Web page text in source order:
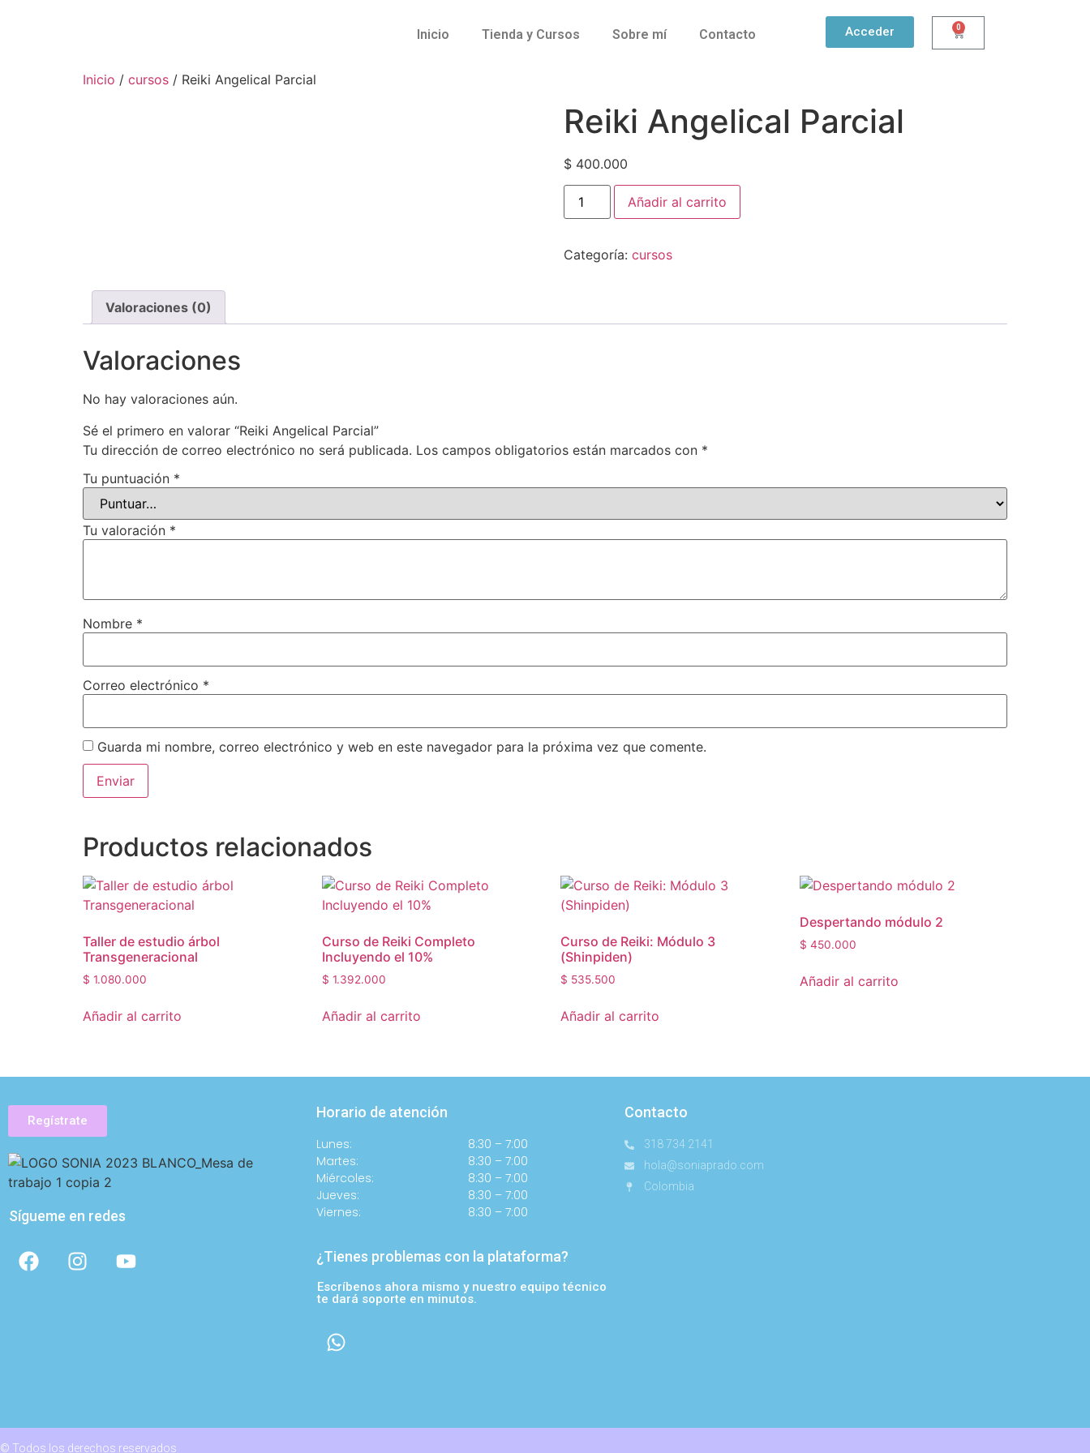
Inicio Tienda y Cursos Sobre mí Contacto Acceder 0
Inicio / cursos / Reiki Angelical Parcial
Reiki Angelical Parcial
$400.000
Añadir al carrito
Categoría: cursos
Valoraciones (0)
Valoraciones
No hay valoraciones aún.
Sé el primero en valorar “Reiki Angelical Parcial”
Tu dirección de correo electrónico no será publicada. Los campos obligatorios están marcados con *
Tu puntuación *
Tu valoración *
Nombre *
Correo electrónico *
Guarda mi nombre, correo electrónico y web en este navegador para la próxima vez que comente.
Productos relacionados
Taller de estudio árbol
Transgeneracional
$ 1.080.000
Añadir al carrito
Curso de Reiki Completo
Incluyendo el 10%
$ 1.392.000
Añadir al carrito
Curso de Reiki: Módulo 3
(Shinpiden)
$ 535.500
Añadir al carrito
Despertando módulo 2
$ 450.000
Añadir al carrito
Regístrate
Sígueme en redes
Horario de atención
Lunes:
Martes:
Miércoles:
Jueves:
Viernes:
8:30 – 7:00
8:30 – 7:00
8:30 – 7:00
8:30 – 7:00
8:30 – 7:00
¿Tienes problemas con la plataforma?
Escríbenos ahora mismo y nuestro equipo técnico
te dará soporte en minutos.
Contacto
318 734 2141
hola@soniaprado.com
Colombia
© Todos los derechos reservados